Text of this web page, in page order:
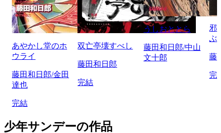
あやかし堂のホ
ウライ
藤田和日郎/金田
達也
完結
双亡亭壊すべし
藤田和日郎
完結
うしおととら
藤田和日郎/中山
文十郎
邪
ぶ
藤
完
少年サンデーの作品